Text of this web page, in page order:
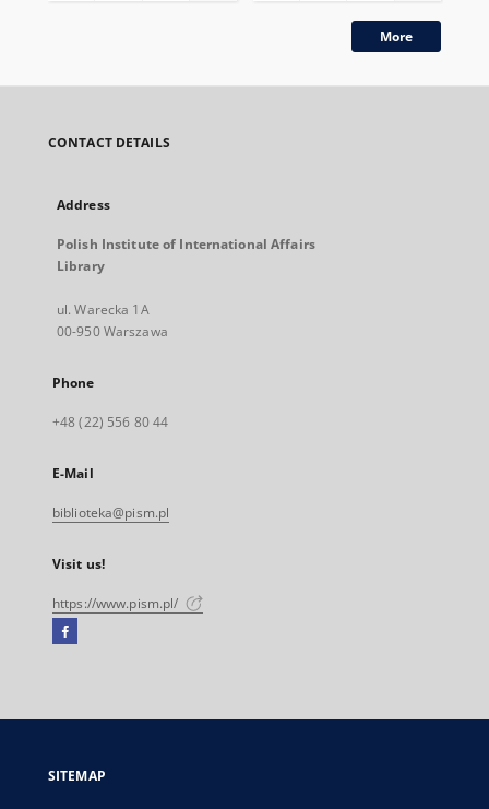
More
CONTACT DETAILS
Address
Polish Institute of International Affairs
Library
ul. Warecka 1A
00-950 Warszawa
Phone
+48 (22) 556 80 44
E-Mail
biblioteka@pism.pl
Visit us!
https://www.pism.pl/
Facebook
open
new
SITEMAP